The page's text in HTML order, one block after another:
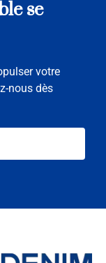
votre
nous dès